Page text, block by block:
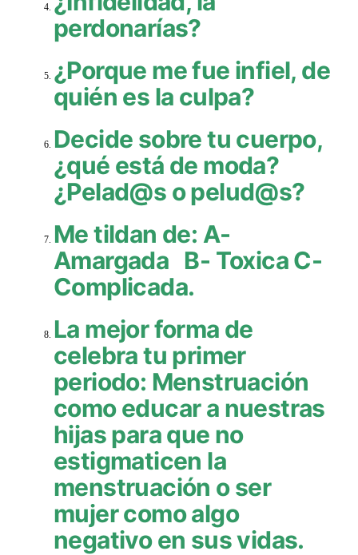
perdonarías?
¿Porque me fue infiel, de
quién es la culpa?
Decide sobre tu cuerpo,
¿qué está de moda?
¿Pelad@s o pelud@s?
Me tildan de: A-
Amargada B- Toxica C-
Complicada.
La mejor forma de
celebra tu primer
periodo: Menstruación
como educar a nuestras
hijas para que no
estigmaticen la
menstruación o ser
mujer como algo
negativo en sus vidas.